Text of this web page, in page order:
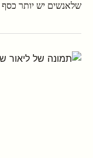
שלאנשים יש יותר כסף